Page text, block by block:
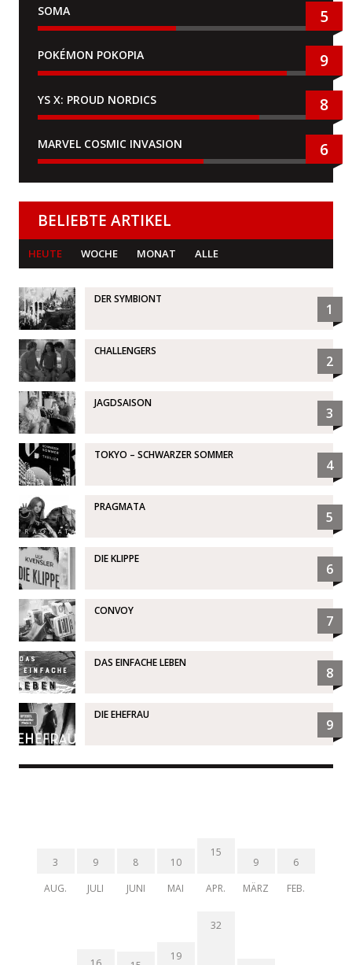
SOMA 5
POKÉMON POKOPIA 9
YS X: PROUD NORDICS 8
MARVEL COSMIC INVASION 6
BELIEBTE ARTIKEL
HEUTE WOCHE MONAT ALLE
DER SYMBIONT
1
CHALLENGERS
2
JAGDSAISON
3
TOKYO – SCHWARZER SOMMER
4
PRAGMATA
5
DIE KLIPPE
6
CONVOY
7
DAS EINFACHE LEBEN
8
DIE EHEFRAU
9
3
AUG.
9
JULI
8
JUNI
10
MAI
15
APR.
9
MÄRZ
6
FEB.
19
32